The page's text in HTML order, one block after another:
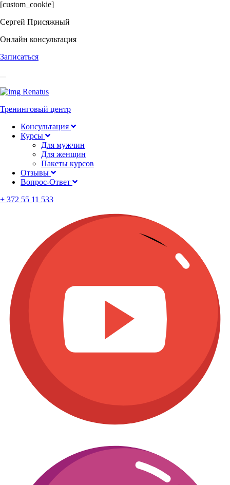
[custom_cookie]
Cергей Присяжный
Онлайн консультация
Записаться
Renatus
Тренинговый центр
Консультация
Курсы
Для мужчин
Для женщин
Пакеты курсов
Отзывы
Вопрос-Ответ
+ 372 55 11 533